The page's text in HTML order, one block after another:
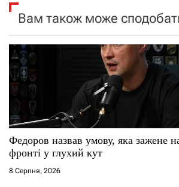
а
п
и
с
і
в
Вам також може
Федоров назвав умову, яка зажене
фронті у глухий кут
8 Серпня, 2026